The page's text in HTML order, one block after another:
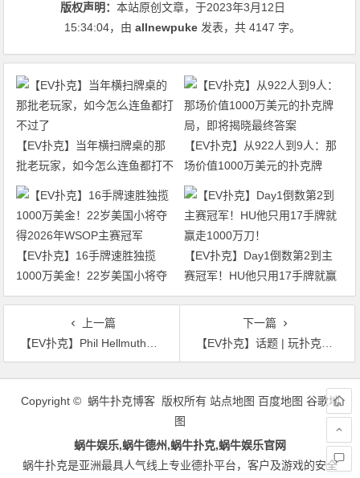
版权声明：本站原创文章，于2023年3月12日
15:34:04，由allnewpuke 发表，共 4147 字。
【EV扑克】当年横扫牌桌的那
批老玩家，如今怎么连鱼都打不
过了
【EV扑克】从922人到9人：那
场价值1000万美元的扑克牌
局，即将揭晓最终答案
【EV扑克】16手牌速胜独揽
1000万美金！22岁美国小将夺
得2026年WSOP主赛冠军
【EV扑克】Day1倒数第2到主
赛冠军！HU他只用17手牌就赢
走1000万刀！
上一篇
【EV扑克】Phil Hellmuth出售闲置豪宅，网友：买房子送WSOP金手链吗？
下一篇
【EV扑克】话题 | 玩扑克的3大心理益处
文
Copyright © 蜗牛扑克博客 版权所有 站点地图 百度地图 谷歌地
图
蜗牛娱乐,蜗牛德州,蜗牛扑克,蜗牛娱乐官网
蜗牛扑克是亚洲最具人气线上专业德扑平台，客户及游戏的安全